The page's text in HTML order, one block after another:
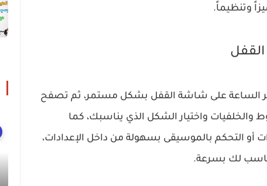
وتنظيماً.
الساعة على شاشة القفل بشكل مستمر، ثم تصفح
واختيار الشكل الذي يناسبك، كما
التحكم بالموسيقى بسهولة من داخل الإعدادات،
لك بسرعة.